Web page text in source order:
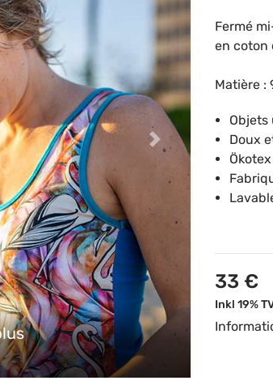
Fermé
en coton
Matière :
Objets
Doux
33 €
Inkl 19%